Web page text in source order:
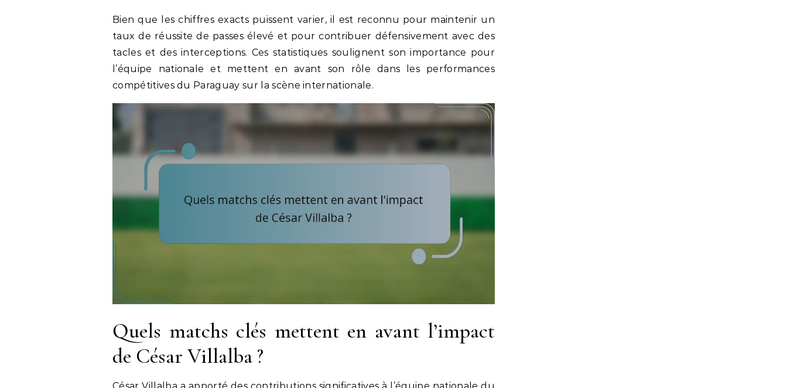
Bien que les chiffres exacts puissent varier, il est reconnu pour maintenir un
taux de réussite de passes élevé et pour contribuer défensivement avec des
tacles et des interceptions. Ces statistiques soulignent son importance pour
l’équipe nationale et mettent en avant son rôle dans les performances
compétitives du Paraguay sur la scène internationale.
Quels matchs clés mettent en avant l’impact
de César Villalba ?
César Villalba a apporté des contributions significatives à l’équipe nationale du